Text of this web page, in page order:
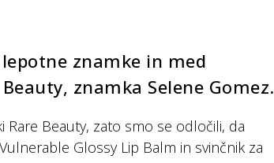
znamke in med
znamka Selene Gomez.
Beauty, zato smo se odločili, da
Glossy Lip Balm in svinčnik za